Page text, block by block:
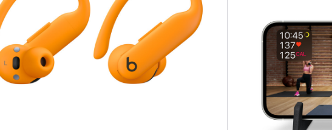
Zurück
Bild
-
Powerbeats
Pro 2
Leistungsstarke